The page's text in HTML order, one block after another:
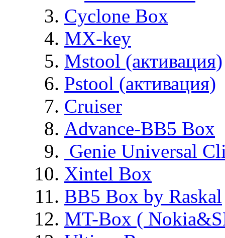
Cyclone Box
MX-key
Mstool (активация)
Pstool (активация)
Cruiser
Advance-BB5 Box
Genie Universal
Xintel Box
BB5 Box by Raskal
MT-Box (